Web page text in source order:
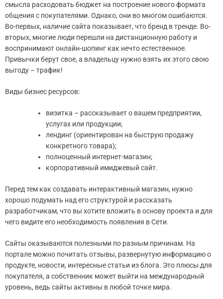
смысла расходовать бюджет на построение нового формата
общения с покупателями. Однако, они во многом ошибаются.
Во-первых, наличие сайта показывает, что бренд в тренде. Во-
вторых, многие люди перешли на дистанционную работу и
воспринимают онлайн-шопинг как нечто естественное.
Привычки берут свое, а владельцу нужно взять их этого свою
выгоду – трафик!
Виды бизнес ресурсов:
визитка – рассказывает о вашем предприятии,
услугах или продукции;
лендинг (ориентирован на быструю продажу
конкретного товара);
полноценный интернет-магазин;
корпоративный имиджевый сайт.
Перед тем как создавать интерактивный магазин, нужно
хорошо подумать над его структурой и рассказать
разработчикам, что вы хотите вложить в основу проекта и для
чего видите его необходимость появления в Сети.
Сайты оказываются полезными по разным причинам. На
портале можно почитать отзывы, развернутую информацию о
продукте, новости, интересные статьи из блога. Это плюсы для
покупателя, а собственник может выйти на международный
уровень, ведь сайты активны в любой точке мира.